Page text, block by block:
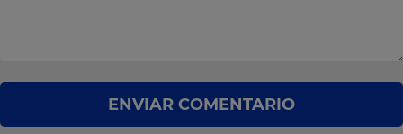
ENVIAR COMENTARIO